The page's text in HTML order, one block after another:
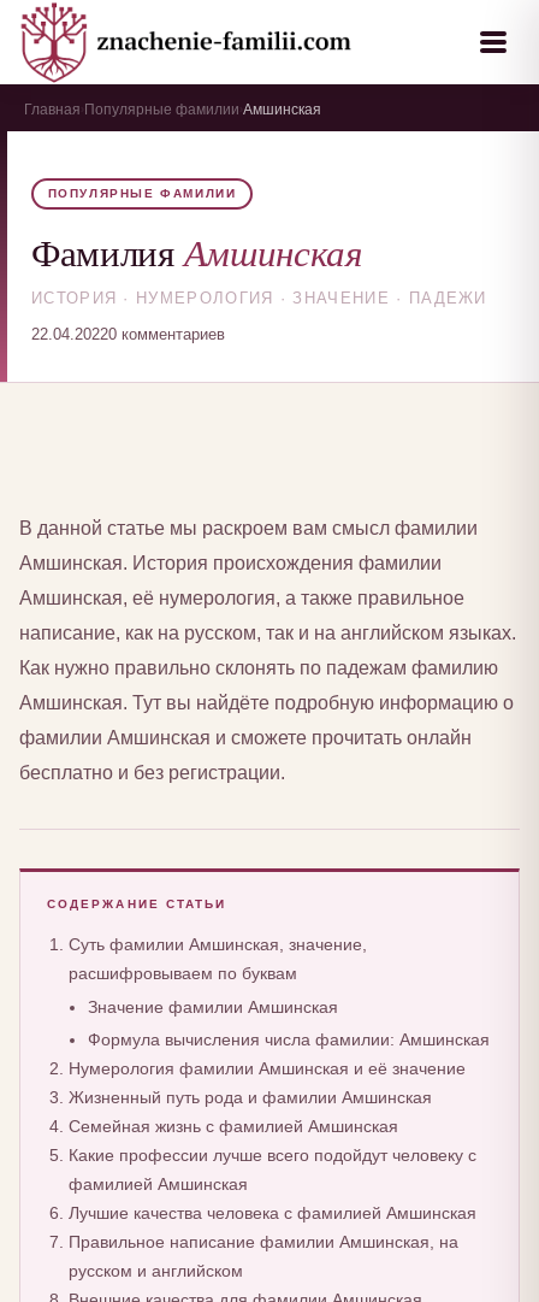
Главная Популярные фамилии Амшинская
ПОПУЛЯРНЫЕ ФАМИЛИИ
ФамилияАмшинская
ИСТОРИЯ · НУМЕРОЛОГИЯ · ЗНАЧЕНИЕ · ПАДЕЖИ
22.04.20220 комментариев
В данной статье мы раскроем вам смысл фамилии
Амшинская. История происхождения фамилии
Амшинская, её нумерология, а также правильное
написание, как на русском, так и на английском языках.
Как нужно правильно склонять по падежам фамилию
Амшинская. Тут вы найдёте подробную информацию о
фамилии Амшинская и сможете прочитать онлайн
бесплатно и без регистрации.
СОДЕРЖАНИЕ СТАТЬИ
Суть фамилии Амшинская, значение,
расшифровываем по буквам
Значение фамилии Амшинская
Формула вычисления числа фамилии: Амшинская
Нумерология фамилии Амшинская и её значение
Жизненный путь рода и фамилии Амшинская
Семейная жизнь с фамилией Амшинская
Какие профессии лучше всего подойдут человеку с
фамилией Амшинская
Лучшие качества человека с фамилией Амшинская
Правильное написание фамилии Амшинская, на
русском и английском